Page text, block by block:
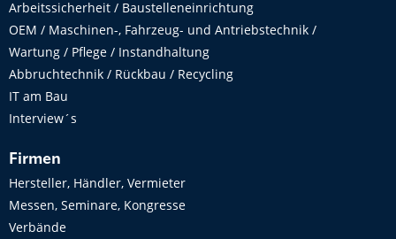
Arbeitssicherheit / Baustelleneinrichtung
OEM / Maschinen-, Fahrzeug- und Antriebstechnik /
Wartung / Pflege / Instandhaltung
Abbruchtechnik / Rückbau / Recycling
IT am Bau
Interview´s
Firmen
Hersteller, Händler, Vermieter
Messen, Seminare, Kongresse
Verbände